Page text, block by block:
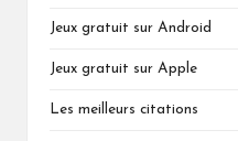
Jeux gratuit sur Android
Jeux gratuit sur Apple
Les meilleurs citations